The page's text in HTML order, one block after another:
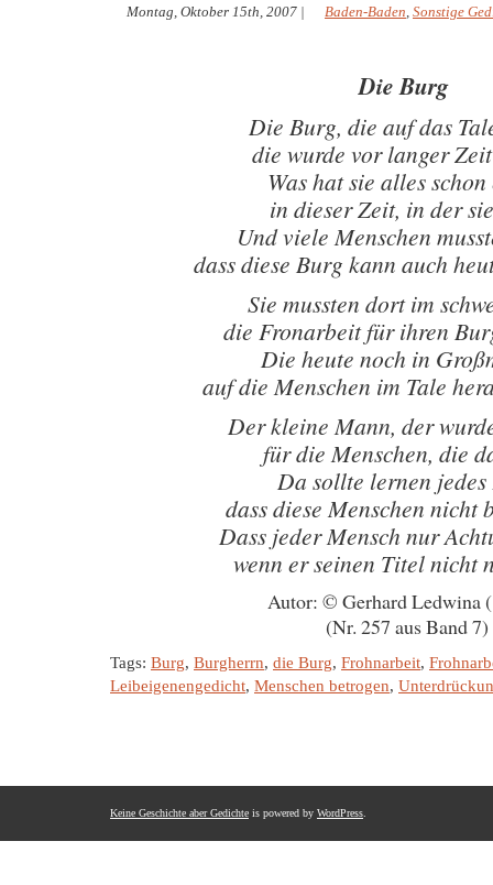
Montag, Oktober 15th, 2007 | Baden-Baden, Sonstige
Die Burg
Die Burg, die auf das
die wurde vor langer
Was hat sie alles
in dieser Zeit, in der
Und viele Menschen
dass diese Burg kann auch
Sie mussten dort im
die Fronarbeit für ihren
Die heute noch in
auf die Menschen im Tale
Der kleine Mann, der
für die Menschen, die
Da sollte lernen
dass diese Menschen nicht
Dass jeder Mensch nur
wenn er seinen Titel nicht
Autor: © Gerhard Ledwina
(Nr. 257 aus Band 7)
Tags: Burg, Burgherrn, die Burg, Frohnarbeit,
Leibeigenengedicht, Menschen betrogen,
Keine Geschichte aber Gedichte is powered by WordPress